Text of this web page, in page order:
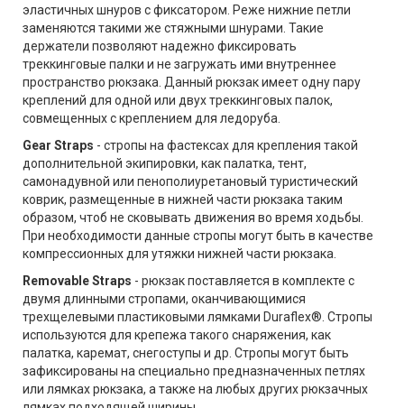
эластичных шнуров с фиксатором. Реже нижние петли
заменяются такими же стяжными шнурами. Такие
держатели позволяют надежно фиксировать
треккинговые палки и не загружать ими внутреннее
пространство рюкзака. Данный рюкзак имеет одну пару
креплений для одной или двух треккинговых палок,
совмещенных с креплением для ледоруба.
Gear Straps - стропы на фастексах для крепления такой
дополнительной экипировки, как палатка, тент,
самонадувной или пенополиуретановый туристический
коврик, размещенные в нижней части рюкзака таким
образом, чтоб не сковывать движения во время ходьбы.
При необходимости данные стропы могут быть в качестве
компрессионных для утяжки нижней части рюкзака.
Removable Straps - рюкзак поставляется в комплекте с
двумя длинными стропами, оканчивающимися
трехщелевыми пластиковыми лямками Duraflex®. Стропы
используются для крепежа такого снаряжения, как
палатка, каремат, снегоступы и др. Стропы могут быть
зафиксированы на специально предназначенных петлях
или лямках рюкзака, а также на любых других рюкзачных